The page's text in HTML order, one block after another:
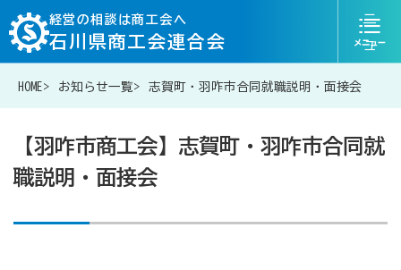
経営の相談は商工会へ
石川県商工会連合会
ニ
ュ
HOME お知らせ一覧 志賀町・羽咋市合同就職説明・面接会
【羽咋市商工会】志賀町・羽咋市合同就
職説明・面接会
お問い合わせ 076-268-7300
経営相談は商工会に